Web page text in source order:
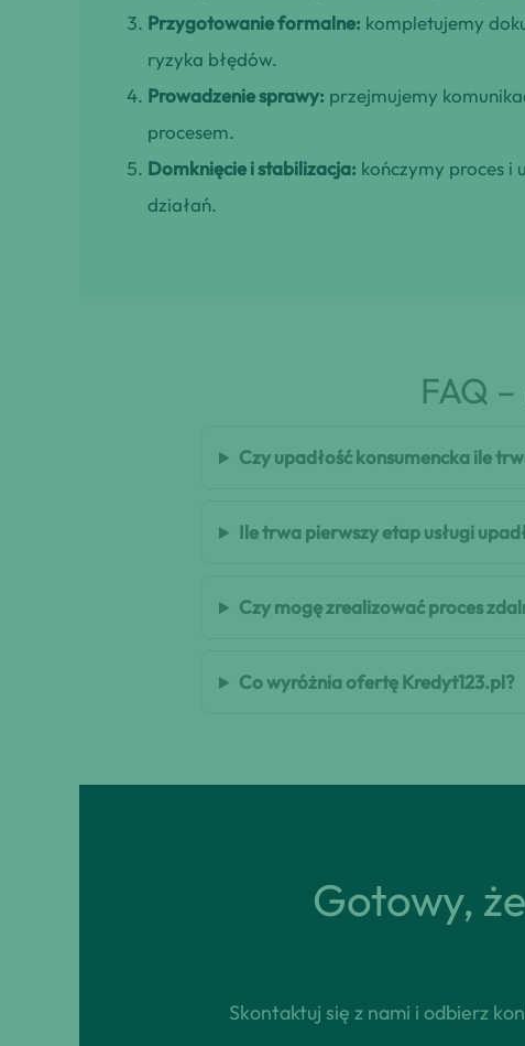
Przygotowanie formalne: kompletujemy
ryzyka błędów.
Prowadzenie sprawy: przejmujemy
procesem.
Domknięcie i stabilizacja: kończymy proces i
działań.
FAQ
Czy upadłość konsumencka ile
Ile trwa pierwszy etap usługi
Czy mogę zrealizować proces
Co wyróżnia ofertę Kredyt123.pl?
Gotowy,
Skontaktuj się z nami i odbierz